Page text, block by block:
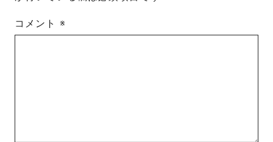
コメント ※